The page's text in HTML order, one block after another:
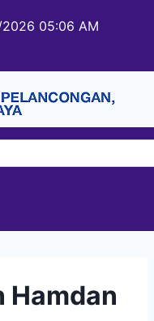
05:06 AM
Hamdan